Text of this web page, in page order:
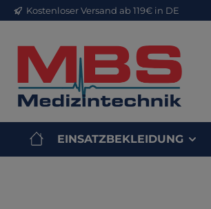
Hauptinhalt springen
Zur Suche springen
Zur Hauptnavigation springen
Kostenloser Versand ab 119€ in DE
EINSATZBEKLEIDUNG